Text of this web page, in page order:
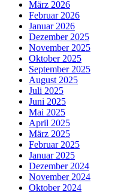
März 2026
Februar 2026
Januar 2026
Dezember 2025
November 2025
Oktober 2025
September 2025
August 2025
Juli 2025
Juni 2025
Mai 2025
April 2025
März 2025
Februar 2025
Januar 2025
Dezember 2024
November 2024
Oktober 2024